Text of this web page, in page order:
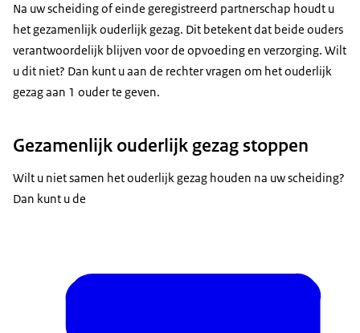
Na uw scheiding of einde geregistreerd partnerschap houdt u
het gezamenlijk ouderlijk gezag. Dit betekent dat beide ouders
verantwoordelijk blijven voor de opvoeding en verzorging. Wilt
u dit niet? Dan kunt u aan de rechter vragen om het ouderlijk
gezag aan 1 ouder te geven.
Gezamenlijk ouderlijk gezag stoppen
Wilt u niet samen het ouderlijk gezag houden na uw scheiding?
Dan kunt u de